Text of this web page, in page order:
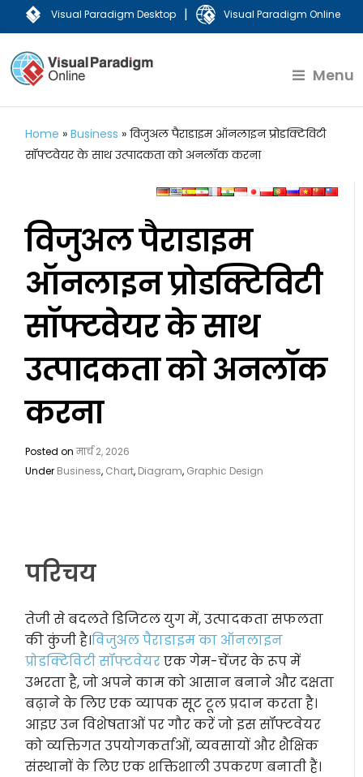
Visual Paradigm Desktop | Visual Paradigm Online
Menu
Home »Business »विजुअल पैराडाइम ऑनलाइन प्रोडक्टिविटी
सॉफ्टवेयर के साथ उत्पादकता को अनलॉक करना
विजुअल पैराडाइम
ऑनलाइन प्रोडक्टिविटी
सॉफ्टवेयर के साथ
उत्पादकता को अनलॉक
करना
Posted onमार्च 2, 2026
Under Business, Chart, Diagram, Graphic Design
परिचय
तेजी से बदलते डिजिटल युग में, उत्पादकता सफलता
की कुंजी है।विजुअल पैराडाइम का ऑनलाइन
प्रोडक्टिविटी सॉफ्टवेयरएक गेम-चेंजर के रूप में
उभरता है, जो अपने काम को आसान बनाने और दक्षता
बढ़ाने के लिए एक व्यापक सूट टूल प्रदान करता है।
आइए उन विशेषताओं पर गौर करें जो इस सॉफ्टवेयर
को व्यक्तिगत उपयोगकर्ताओं, व्यवसायों और शैक्षिक
संस्थानों के लिए एक शक्तिशाली उपकरण बनाती हैं।